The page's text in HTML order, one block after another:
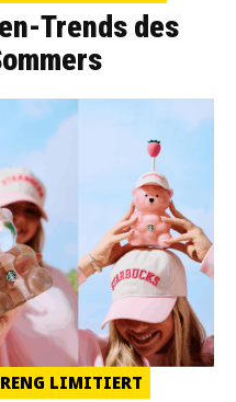
Trends des
LIMITIERT